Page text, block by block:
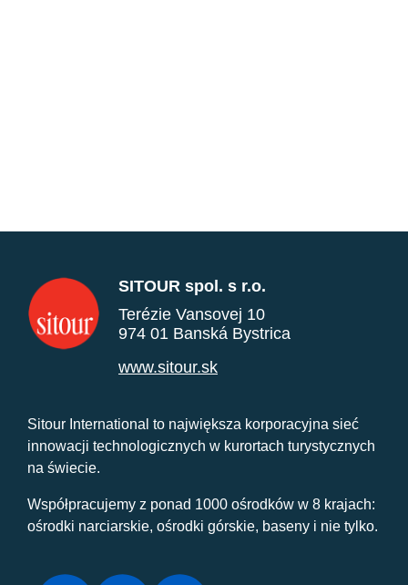
SITOUR spol. s r.o.
Terézie Vansovej 10
974 01 Banská Bystrica
www.sitour.sk
Sitour International to największa korporacyjna sieć
innowacji technologicznych w kurortach turystycznych
na świecie.
Współpracujemy z ponad 1000 ośrodków w 8 krajach:
ośrodki narciarskie, ośrodki górskie, baseny i nie tylko.